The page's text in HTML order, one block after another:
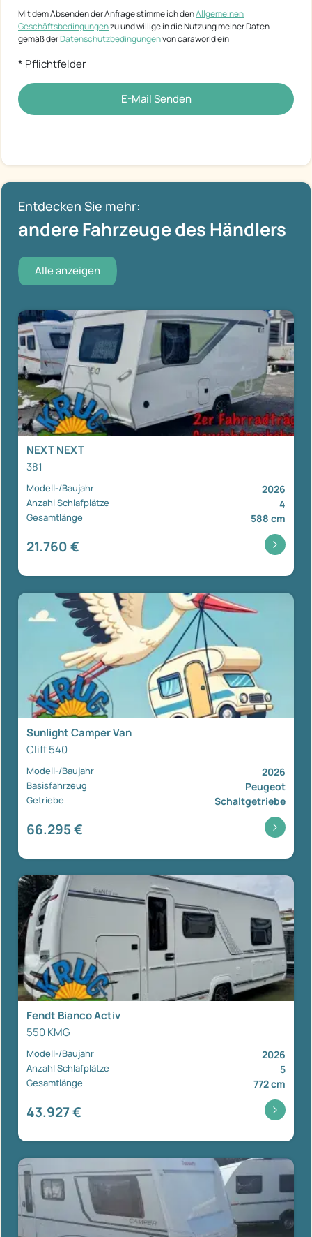
Mit dem Absenden der Anfrage stimme ich denAllgemeinen
Geschäftsbedingungenzu und willige in die Nutzung meiner Daten
gemäß derDatenschutzbedingungenvon caraworld ein
* Pflichtfelder
E-Mail Senden
Entdecken Sie mehr:
andere Fahrzeuge des Händlers
Alle anzeigen
NEXT NEXT
381
Modell-/Baujahr 2026
Anzahl Schlafplätze 4
Gesamtlänge 588 cm
21.760 €
Sunlight Camper Van
Cliff 540
Modell-/Baujahr 2026
Basisfahrzeug Peugeot
Getriebe Schaltgetriebe
66.295 €
Fendt Bianco Activ
550 KMG
Modell-/Baujahr 2026
Anzahl Schlafplätze 5
Gesamtlänge 772 cm
43.927 €